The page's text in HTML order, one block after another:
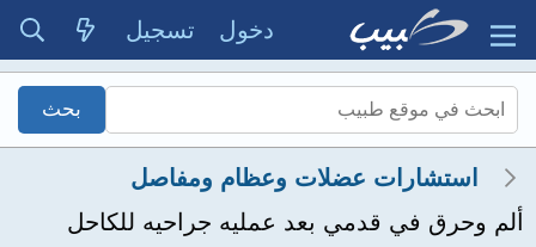
دخول تسجيل
استشارات عضلات وعظام ومفاصل
ألم وحرق في قدمي بعد عمليه جراحيه للكاحل